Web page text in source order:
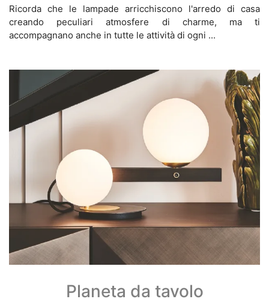
Ricorda che le lampade arricchiscono l'arredo di casa
creando peculiari atmosfere di charme, ma ti
accompagnano anche in tutte le attività di ogni ...
Planeta da tavolo